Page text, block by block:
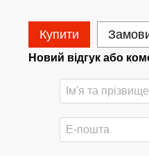
Купити
Новий відгук або